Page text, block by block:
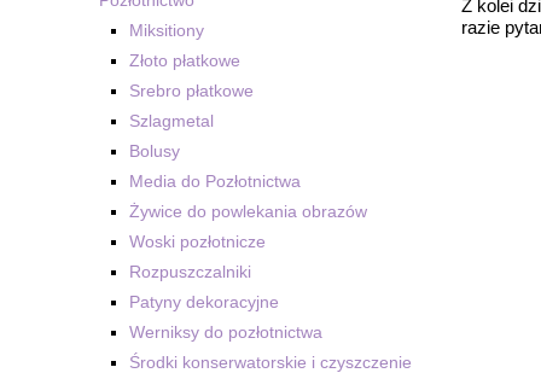
Miksitiony
Złoto płatkowe
Srebro płatkowe
Szlagmetal
Bolusy
Media do Pozłotnictwa
Żywice do powlekania obrazów
Woski pozłotnicze
Rozpuszczalniki
Patyny dekoracyjne
Werniksy do pozłotnictwa
Środki konserwatorskie i czyszczenie
Z kolei
razie